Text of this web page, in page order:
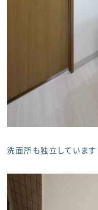
洗面所も独立しています